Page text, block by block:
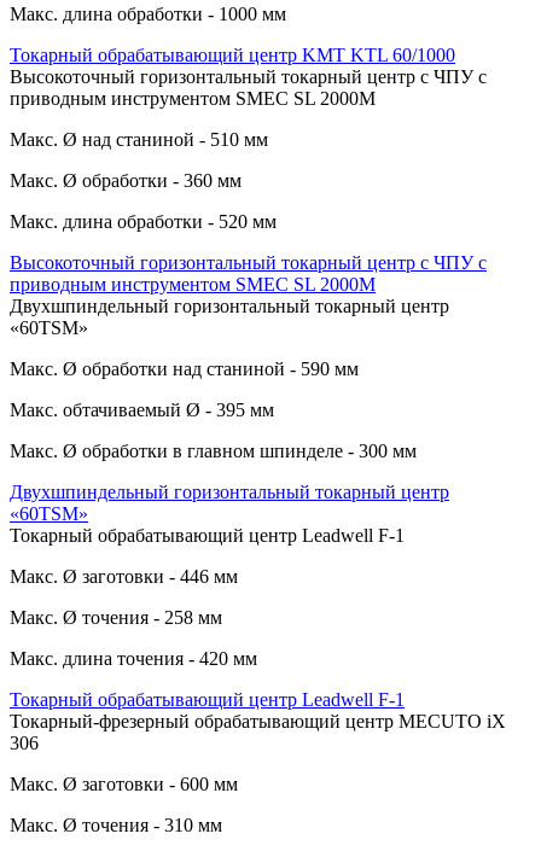
Макс. длина обработки - 1000 мм
Токарный обрабатывающий центр KMT KTL 60/1000
Высокоточный горизонтальный токарный центр с ЧПУ с
приводным инструментом SMEC SL 2000M
Макс. Ø над станиной - 510 мм
Макс. Ø обработки - 360 мм
Макс. длина обработки - 520 мм
Высокоточный горизонтальный токарный центр с ЧПУ с
приводным инструментом SMEC SL 2000M
Двухшпиндельный горизонтальный токарный центр
«60TSM»
Макс. Ø обработки над станиной - 590 мм
Макс. обтачиваемый Ø - 395 мм
Макс. Ø обработки в главном шпинделе - 300 мм
Двухшпиндельный горизонтальный токарный центр
«60TSM»
Токарный обрабатывающий центр Leadwell F-1
Макс. Ø заготовки - 446 мм
Макс. Ø точения - 258 мм
Макс. длина точения - 420 мм
Токарный обрабатывающий центр Leadwell F-1
Токарный-фрезерный обрабатывающий центр MECUTO iX
306
Макс. Ø заготовки - 600 мм
Макс. Ø точения - 310 мм